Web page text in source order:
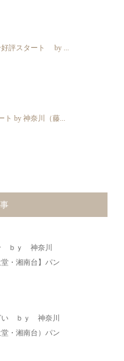
評スタート by ...
by 神奈川（藤...
ｂｙ 神奈川
堂・湘南台】パン
い ｂｙ 神奈川
堂・湘南台）パン